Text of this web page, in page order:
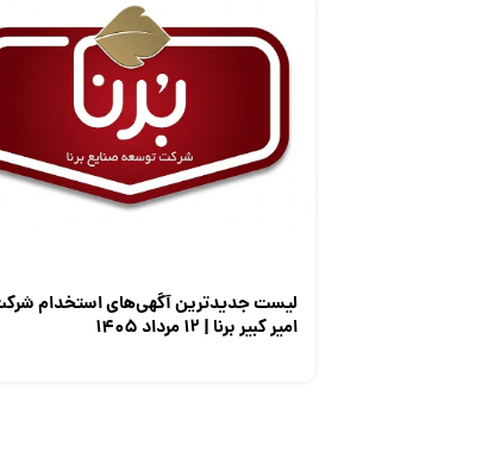
لیست جدیدترین آگهی‌های استخدام
امیر کبیر برنا | ۱۲ مرداد ۱۴۰۵